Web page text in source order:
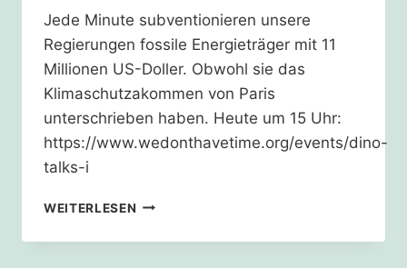
Jede Minute subventionieren unsere
Regierungen fossile Energieträger mit 11
Millionen US-Doller. Obwohl sie das
Klimaschutzakommen von Paris
unterschrieben haben. Heute um 15 Uhr:
https://www.wedonthavetime.org/events/dino-
talks-i
WEITERLESEN DINOTALK:
FÖRDERN